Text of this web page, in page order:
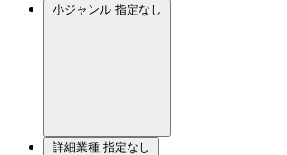
小ジャンル 指定なし
詳細業種 指定なし